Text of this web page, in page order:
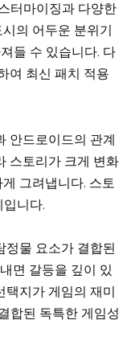
터마이징과 다양한
의 어두운 분위기
들 수 있습니다. 다
여 최신 패치 적용
안드로이드의 관계
스토리가 크게 변화
그려냅니다. 스토
니다.
정물 요소가 결합된
면 갈등을 깊이 있
택지가 게임의 재미
합된 독특한 게임성